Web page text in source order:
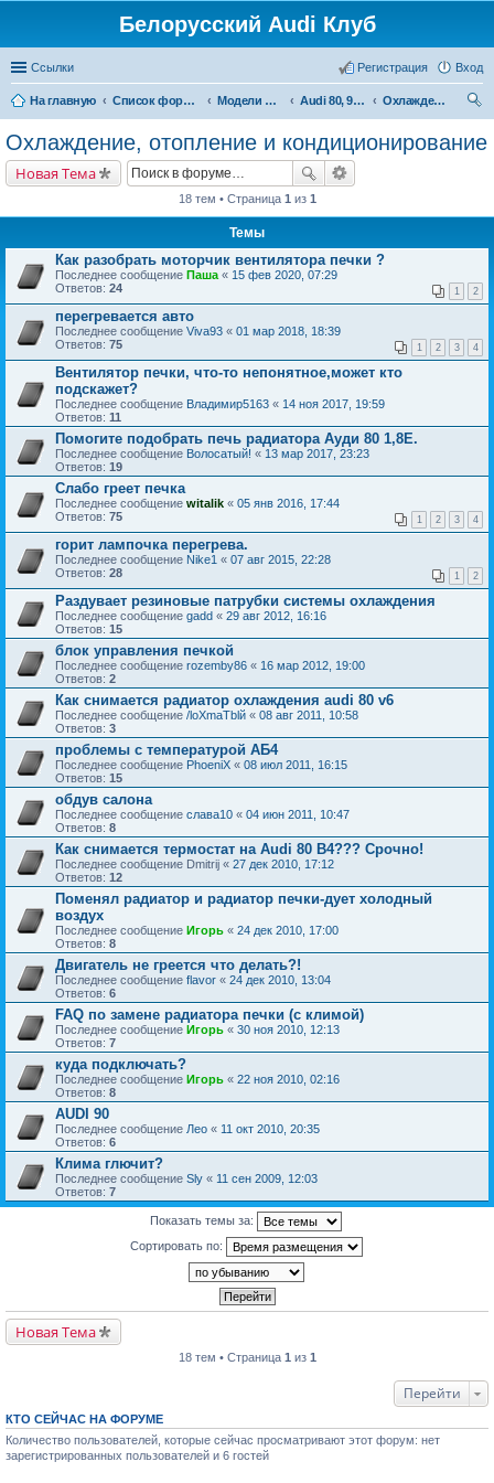
Белорусский Audi Клуб
Ссылки Вход
Регистрация
На главную Список форумов Модели Audi Audi 80, 90, Coupe
Охлаждение, отопление и кондиционирование
ск
Охлаждение, отопление и кондиционирование
Новая Тема
18 тем • Страница 1 из 1
Темы
Как разобрать моторчик вентилятора печки ?
Последнее сообщение Паша « 15 фев 2020, 07:29
Ответов: 24 1 2
перегревается авто
Последнее сообщение Viva93 « 01 мар 2018, 18:39
Ответов: 75 1 2 3 4
Вентилятор печки, что-то непонятное,может кто
подскажет?
Последнее сообщение Владимир5163 « 14 ноя 2017, 19:59
Ответов: 11
Помогите подобрать печь радиатора Ауди 80 1,8E.
Последнее сообщение Волосатый! « 13 мар 2017, 23:23
Ответов: 19
Слабо греет печка
Последнее сообщение witalik « 05 янв 2016, 17:44
Ответов: 75 1 2 3 4
горит лампочка перегрева.
Последнее сообщение Nike1 « 07 авг 2015, 22:28
Ответов: 28 1 2
Раздувает резиновые патрубки системы охлаждения
Последнее сообщение gadd « 29 авг 2012, 16:16
Ответов: 15
блок управления печкой
Последнее сообщение rozemby86 « 16 мар 2012, 19:00
Ответов: 2
Как снимается радиатор охлаждения audi 80 v6
Последнее сообщение /loXmaTblй « 08 авг 2011, 10:58
Ответов: 3
проблемы с температурой АБ4
Последнее сообщение PhoeniX « 08 июл 2011, 16:15
Ответов: 15
обдув салона
Последнее сообщение слава10 « 04 июн 2011, 10:47
Ответов: 8
Как снимается термостат на Audi 80 B4??? Срочно!
Последнее сообщение Dmitrij « 27 дек 2010, 17:12
Ответов: 12
Поменял радиатор и радиатор печки-дует холодный
воздух
Последнее сообщение Игорь « 24 дек 2010, 17:00
Ответов: 8
Двигатель не греется что делать?!
Последнее сообщение flavor « 24 дек 2010, 13:04
Ответов: 6
FAQ по замене радиатора печки (с климой)
Последнее сообщение Игорь « 30 ноя 2010, 12:13
Ответов: 7
куда подключать?
Последнее сообщение Игорь « 22 ноя 2010, 02:16
Ответов: 8
AUDI 90
Последнее сообщение Лео « 11 окт 2010, 20:35
Ответов: 6
Клима глючит?
Последнее сообщение Sly « 11 сен 2009, 12:03
Ответов: 7
Показать темы за:
Сортировать по:
Новая Тема
18 тем • Страница 1 из 1
Перейти
КТО СЕЙЧАС НА ФОРУМЕ
Количество пользователей, которые сейчас просматривают этот форум: нет
зарегистрированных пользователей и 6 гостей